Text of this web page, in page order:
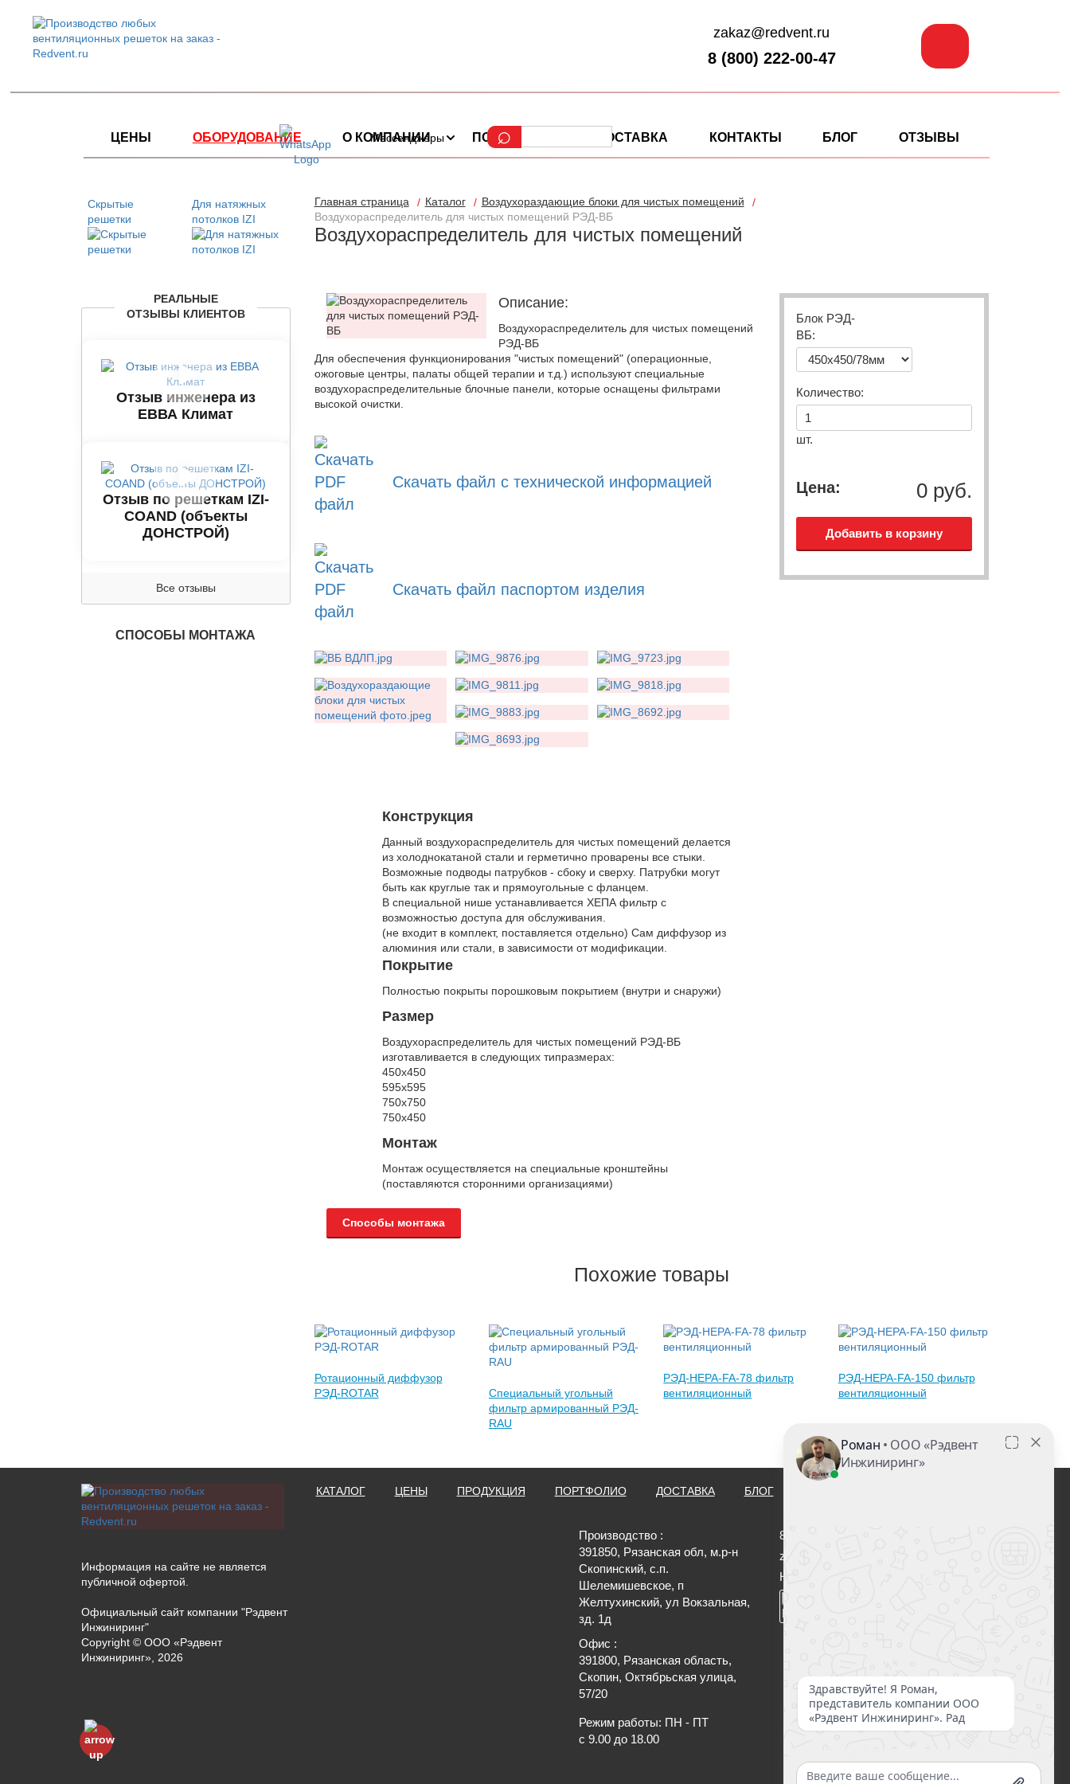
Мессенджеры
zakaz@redvent.ru
8 (800) 222-00-47
Воздухораспределитель для чистых помещений
Описание:
Воздухораспределитель для чистых помещений
РЭД-ВБ
Для обеспечения функционирования "чистых помещений" (операционные,
ожоговые центры, палаты общей терапии и т.д.) используют специальные
воздухораспределительные блочные панели, которые оснащены фильтрами
высокой очистки.
Скачать файл с технической информацией
Скачать файл паспортом изделия
Конструкция
Данный воздухораспределитель для чистых помещений делается
из холоднокатаной стали и герметично проварены все стыки.
Возможные подводы патрубков - сбоку и сверху. Патрубки могут
быть как круглые так и прямоугольные с фланцем.
В специальной нише устанавливается ХЕПА фильтр с
возможностью доступа для обслуживания.
(не входит в комплект, поставляется отдельно) Сам диффузор из
алюминия или стали, в зависимости от модификации.
Покрытие
Полностью покрыты порошковым покрытием (внутри и снаружи)
Размер
Воздухораспределитель для чистых помещений РЭД-ВБ
изготавливается в следующих типразмерах:
450х450
595х595
750х750
750х450
Монтаж
Монтаж осуществляется на специальные кронштейны
(поставляются сторонними организациями)
Способы монтажа
Блок РЭД-
ВБ:
Количество:
шт.
Цена: 0 руб.
Похожие товары
Ротационный диффузор
РЭД-ROTAR
Специальный угольный
фильтр армированный РЭД-
RAU
РЭД-НЕРА-FA-78 фильтр
вентиляционный
РЭД-НЕРА-FA-150 фильтр
вентиляционный
Главная страница Каталог
Воздухораздающие блоки для чистых помещений
Воздухораспределитель для чистых помещений РЭД-ВБ
Скрытые
решетки
Для натяжных
потолков IZI
РЕАЛЬНЫЕ
ОТЗЫВЫ КЛИЕНТОВ
Отзыв инженера из
ЕВВА Климат
Отзыв по решеткам IZI-
COAND (объекты
ДОНСТРОЙ)
Все отзывы
СПОСОБЫ МОНТАЖА
ЦЕНЫ ОБОРУДОВАНИЕ О КОМПАНИИ ПОРТФОЛИО ДОСТАВКА КОНТАКТЫ БЛОГ ОТЗЫВЫ
Информация на сайте не является
публичной офертой.
Официальный сайт компании "Рэдвент
Инжиниринг"
Copyright © ООО «Рэдвент
Инжиниринг» 2026
КАТАЛОГ ЦЕНЫ ПРОДУКЦИЯ ПОРТФОЛИО ДОСТАВКА БЛОГ
Производство :
391850, Рязанская обл, м.р-н
Скопинский, с.п.
Шелемишевское, п
Желтухинский, ул Вокзальная,
зд. 1д
Офис :
391800, Рязанская область,
Скопин, Октябрьская улица,
57/20
Режим работы: ПН - ПТ
с 9.00 до 18.00
8 (800) 222-00-47
zakaz@redvent.ru
Нужна консультация?